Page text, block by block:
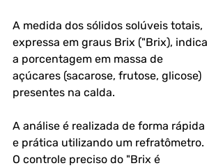
A medida dos sólidos solúveis totais,
expressa em graus Brix ("Brix), indica
a porcentagem em massa de
açúcares (sacarose, frutose, glicose)
presentes na calda.
A análise é realizada de forma rápida
e prática utilizando um refratômetro.
O controle preciso do "Brix é